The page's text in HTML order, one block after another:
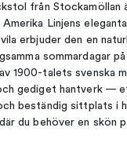
från
Amerika Linjens
vila erbjuder den en
sommardagar
1900-talets svenska
gediget hantverk —
beständig sittplats i
du behöver en skön